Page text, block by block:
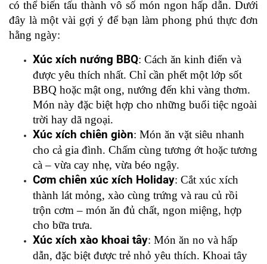
có thể biến tấu thành vô số món ngon hấp dẫn. Dưới
đây là một vài gợi ý để bạn làm phong phú thực đơn
hằng ngày:
Xúc xích nướng BBQ: Cách ăn kinh điển và
được yêu thích nhất. Chỉ cần phết một lớp sốt
BBQ hoặc mật ong, nướng đến khi vàng thơm.
Món này đặc biệt hợp cho những buổi tiệc ngoài
trời hay dã ngoại.
Xúc xích chiên giòn: Món ăn vặt siêu nhanh
cho cả gia đình. Chấm cùng tương ớt hoặc tương
cà – vừa cay nhẹ, vừa béo ngậy.
Cơm chiên xúc xích Holiday: Cắt xúc xích
thành lát mỏng, xào cùng trứng và rau củ rồi
trộn cơm – món ăn đủ chất, ngon miệng, hợp
cho bữa trưa.
Xúc xích xào khoai tây: Món ăn no và hấp
dẫn, đặc biệt được trẻ nhỏ yêu thích. Khoai tây